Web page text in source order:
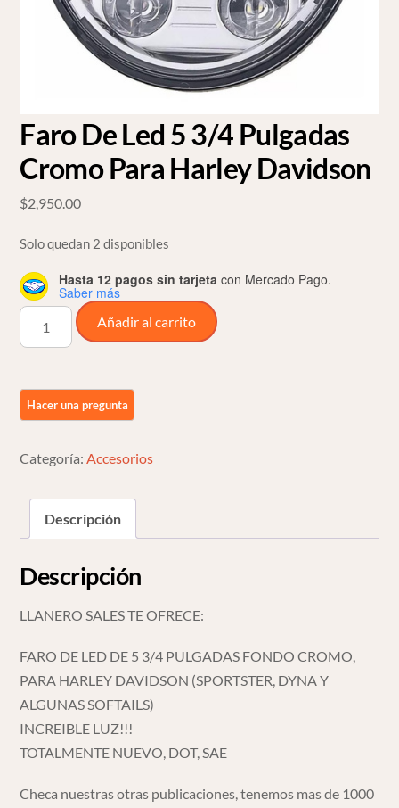
Faro De Led 5 3/4 Pulgadas
Cromo Para Harley Davidson
$2,950.00
Solo quedan 2 disponibles
Hasta 12 pagos sin tarjeta con Mercado Pago.
Saber más
Faro
3/4
Cromo
Harley
Davidson
Añadir al carrito
Categoría:Accesorios
Descripción
Descripción
LLANERO SALES TE OFRECE:
FARO DE LED DE 5 3/4 PULGADAS FONDO CROMO,
PARA HARLEY DAVIDSON (SPORTSTER, DYNA Y
ALGUNAS SOFTAILS)
INCREIBLE LUZ!!!
TOTALMENTE NUEVO, DOT, SAE
Checa nuestras otras publicaciones, tenemos mas de 1000